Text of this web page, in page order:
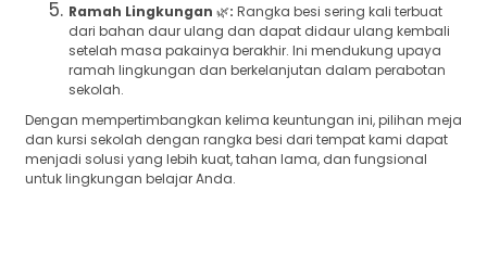
Ramah Lingkungan 🌿: Rangka besi sering kali terbuat
dari bahan daur ulang dan dapat didaur ulang kembali
setelah masa pakainya berakhir. Ini mendukung upaya
ramah lingkungan dan berkelanjutan dalam perabotan
sekolah.
Dengan mempertimbangkan kelima keuntungan ini, pilihan meja
dan kursi sekolah dengan rangka besi dari tempat kami dapat
menjadi solusi yang lebih kuat, tahan lama, dan fungsional
untuk lingkungan belajar Anda.